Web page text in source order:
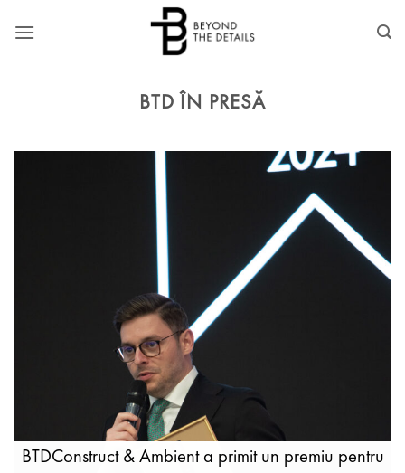
BTD ÎN PRESĂ
BTDConstruct & Ambient a primit un premiu pentru